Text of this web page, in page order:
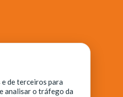
de terceiros para
analisar o tráfego da